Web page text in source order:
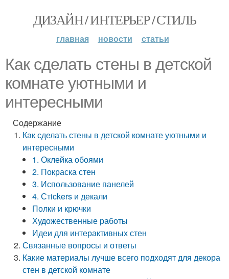
ДИЗАЙН / ИНТЕРЬЕР / СТИЛЬ
главная новости статьи
Как сделать стены в детской
комнате уютными и
интересными
Содержание
Как сделать стены в детской комнате уютными и
интересными
1. Оклейка обоями
2. Покраска стен
3. Использование панелей
4. Стickers и декали
Полки и крючки
Художественные работы
Идеи для интерактивных стен
Связанные вопросы и ответы
Какие материалы лучше всего подходят для декора
стен в детской комнате